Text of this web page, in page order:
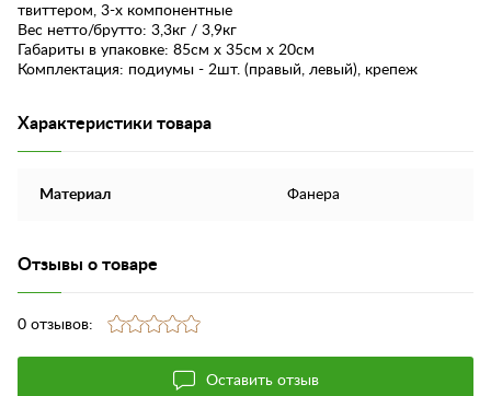
твиттером, 3-х компонентные
Вес нетто/брутто: 3,3кг / 3,9кг
Габариты в упаковке: 85см х 35см х 20см
Комплектация: подиумы - 2шт. (правый, левый), крепеж
Характеристики товара
Материал Фанера
Отзывы о товаре
0 отзывов:
Оставить отзыв